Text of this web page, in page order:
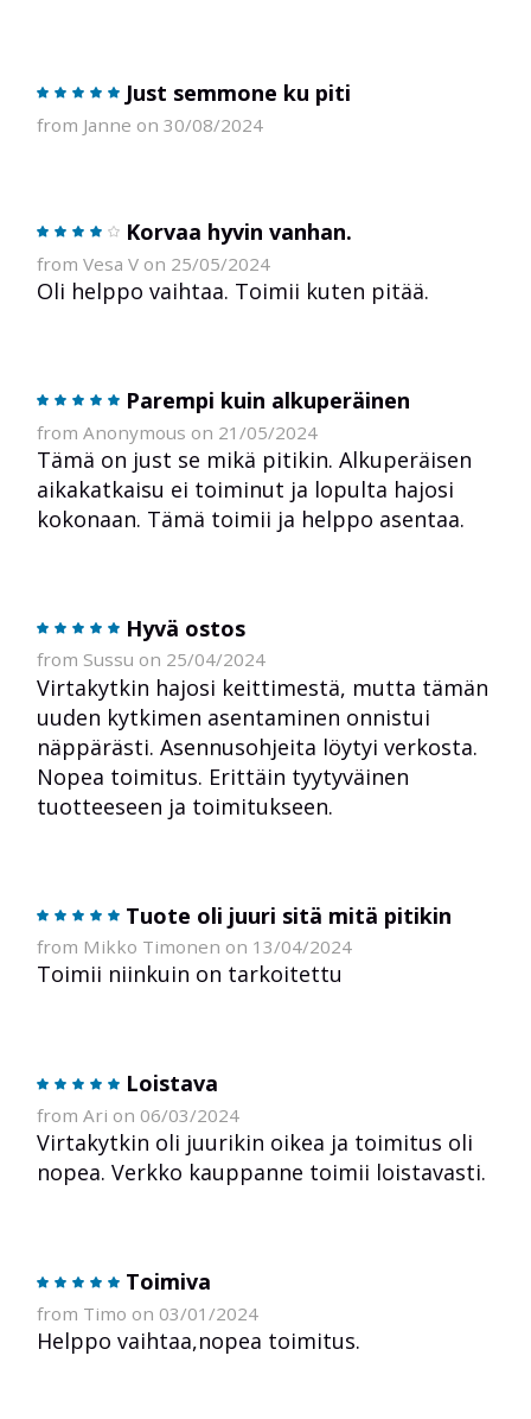
Just semmone ku piti
from Janne on 30/08/2024
Korvaa hyvin vanhan.
from Vesa V on 25/05/2024
Oli helppo vaihtaa. Toimii kuten pitää.
Parempi kuin alkuperäinen
from Anonymous on 21/05/2024
Tämä on just se mikä pitikin. Alkuperäisen
aikakatkaisu ei toiminut ja lopulta hajosi
kokonaan. Tämä toimii ja helppo asentaa.
Hyvä ostos
from Sussu on 25/04/2024
Virtakytkin hajosi keittimestä, mutta tämän
uuden kytkimen asentaminen onnistui
näppärästi. Asennusohjeita löytyi verkosta.
Nopea toimitus. Erittäin tyytyväinen
tuotteeseen ja toimitukseen.
Tuote oli juuri sitä mitä pitikin
from Mikko Timonen on 13/04/2024
Toimii niinkuin on tarkoitettu
Loistava
from Ari on 06/03/2024
Virtakytkin oli juurikin oikea ja toimitus oli
nopea. Verkko kauppanne toimii loistavasti.
Toimiva
from Timo on 03/01/2024
Helppo vaihtaa,nopea toimitus.